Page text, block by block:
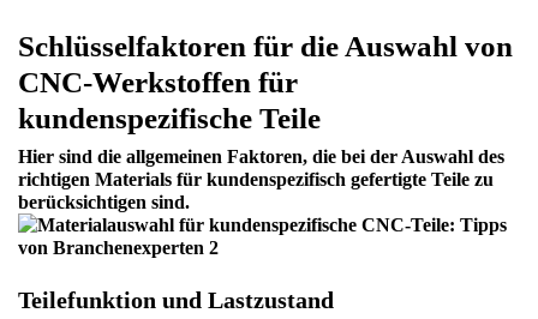
Schlüsselfaktoren für die Auswahl von
CNC-Werkstoffen für
kundenspezifische Teile
Hier sind die allgemeinen Faktoren, die bei der Auswahl des
richtigen Materials für kundenspezifisch gefertigte Teile zu
berücksichtigen sind.
Teilefunktion und Lastzustand